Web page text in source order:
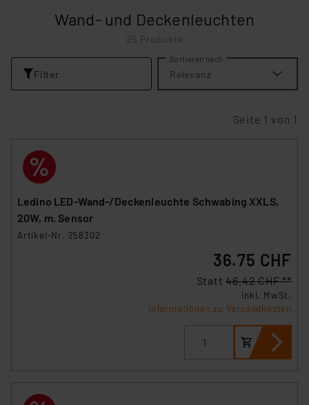
Wand- und Deckenleuchten
25 Produkte
Filter
Sortieren nach
Relevanz
Seite 1 von 1
Ledino LED-Wand-/Deckenleuchte Schwabing XXLS,
20W, m. Sensor
Artikel-Nr. 258302
36.75 CHF
Statt46.42 CHF **
inkl. MwSt.
Informationen zu Versandkosten